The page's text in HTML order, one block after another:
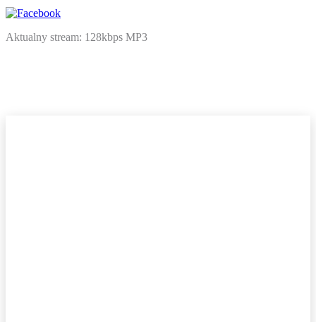
Aktualny stream: 128kbps MP3